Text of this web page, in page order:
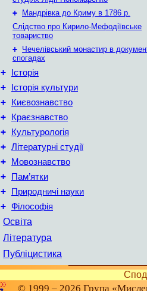
+
Мандрівка до Криму в 1786 р.
Слідство про Кирило-Мефодіївське
товариство
+ Чечелівський монастир в
спогадах
+ Історія
+ Історія культури
+ Києвознавство
+ Краєзнавство
+ Культурологія
+ Літературні студії
+ Мовознавство
+ Пам’ятки
+ Природничі науки
+ Філософія
Освіта
Література
Публіцистика
© 1999 – 2026 Група